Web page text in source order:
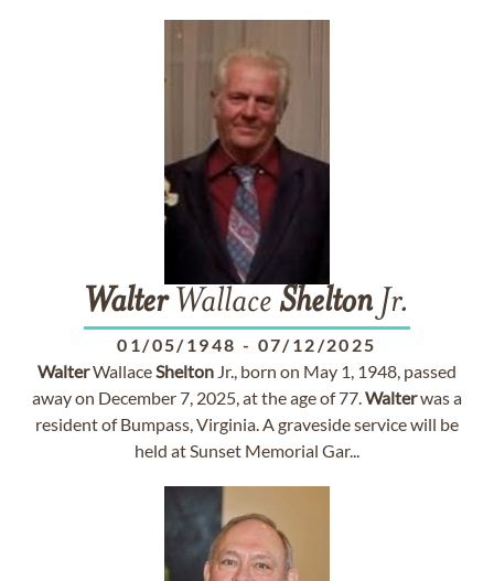
WalterWallace Shelton Jr.
01/05/1948 - 07/12/2025
WalterWallaceShelton Jr., born on May 1, 1948, passed
away on December 7, 2025, at the age of 77.Walterwas a
resident of Bumpass, Virginia. A graveside service will be
held at Sunset Memorial Gar...